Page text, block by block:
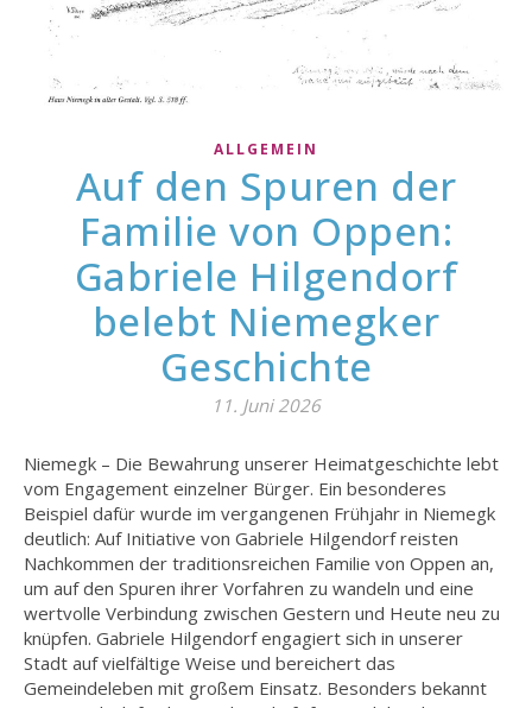
ALLGEMEIN
Auf den Spuren der
Familie von Oppen:
Gabriele Hilgendorf
belebt Niemegker
Geschichte
11. Juni 2026
Niemegk – Die Bewahrung unserer Heimatgeschichte lebt
vom Engagement einzelner Bürger. Ein besonderes
Beispiel dafür wurde im vergangenen Frühjahr in Niemegk
deutlich: Auf Initiative von Gabriele Hilgendorf reisten
Nachkommen der traditionsreichen Familie von Oppen an,
um auf den Spuren ihrer Vorfahren zu wandeln und eine
wertvolle Verbindung zwischen Gestern und Heute neu zu
knüpfen. Gabriele Hilgendorf engagiert sich in unserer
Stadt auf vielfältige Weise und bereichert das
Gemeindeleben mit großem Einsatz. Besonders bekannt